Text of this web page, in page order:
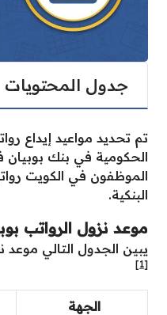
جدول المحتويات
تم تحديد مواعيد إيداع
الحكومية في بنك
الموظفون في الكويت
البنكية.
موعد نزول الرواتب
يبين الجدول التالي موعد
[1]
الجهة